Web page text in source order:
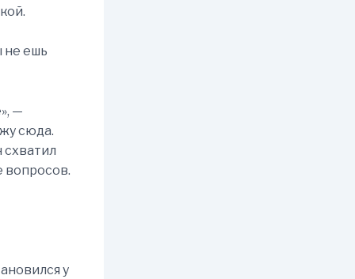
не ешь
—
сюда.
схватил
вопросов.
у